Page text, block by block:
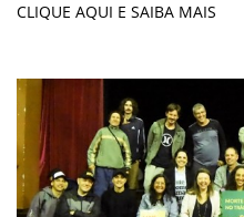
CLIQUE AQUI E SAIBA MAIS